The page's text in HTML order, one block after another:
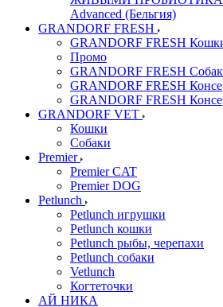
Advanced (Бельгия)
GRANDORF FRESH
GRANDORF FRESH
Промо
GRANDORF FRESH
GRANDORF FRESH
GRANDORF FRESH
GRANDORF VET
Кошки
Собаки
Premier
Premier CAT
Premier DOG
Petlunch
Petlunch игрушки
Petlunch кошки
Petlunch рыбы, черепахи
Petlunch собаки
Vetlunch
Когтеточки
АЙ НИКА